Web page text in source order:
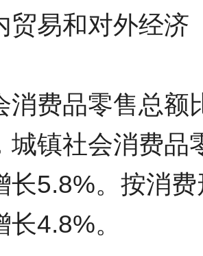
贸易和对外经济
消费品零售总额
城镇社会消费品
长5.8%。按消
4.8%。